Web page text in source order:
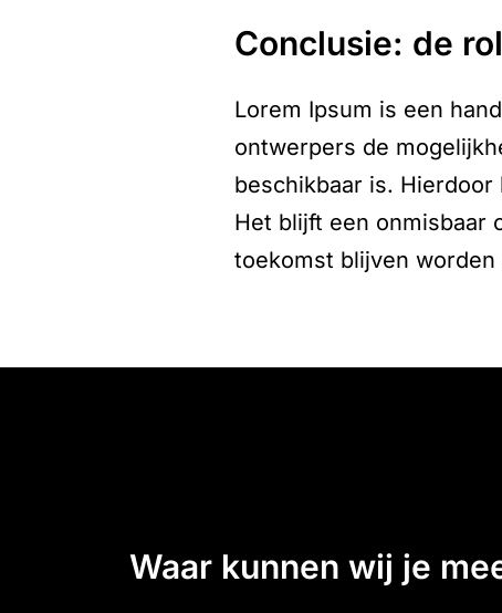
conclusie: de
Lorem Ipsum is een
ontwerpers de
beschikbaar is.
Het blijft een onmisbaar
toekomst blijven worden
waar kunnen wij je